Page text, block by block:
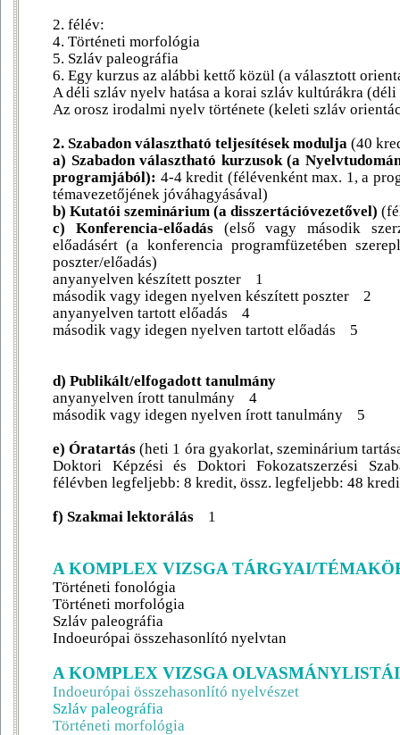
2. félév:
4. Történeti morfológia
5. Szláv paleográfia
6. Egy kurzus az alábbi kettő közül (a választott
A déli szláv nyelv hatása a korai szláv kultúrákra
Az orosz irodalmi nyelv története (keleti szláv
2. Szabadon választható teljesítések modulja (40
a) Szabadon választható kurzusok (a
programjából): 4-4 kredit (félévenként max. 1, a
témavezetőjének jóváhagyásával)
b) Kutatói szeminárium (a disszertációvezetővel)
c) Konferencia-előadás(első vagy második
előadásért (a konferencia programfüzetében
poszter/előadás)
anyanyelven készített poszter 1
második vagy idegen nyelven készített poszter 2
anyanyelven tartott előadás 4
második vagy idegen nyelven tartott előadás 5
d) Publikált/elfogadott tanulmány
anyanyelven írott tanulmány 4
második vagy idegen nyelven írott tanulmány 5
e) Óratartás (heti 1 óra gyakorlat, szeminárium
Doktori Képzési és Doktori Fokozatszerzési
félévben legfeljebb: 8 kredit, össz. legfeljebb: 48
f) Szakmai lektorálás 1
A KOMPLEX VIZSGA TÁRGYAI/
Történeti fonológia
Történeti morfológia
Szláv paleográfia
Indoeurópai összehasonlító nyelvtan
A KOMPLEX VIZSGA OLVASMÁNYLISTÁI
Indoeurópai összehasonlító nyelvészet
Szláv paleográfia
Történeti morfológia